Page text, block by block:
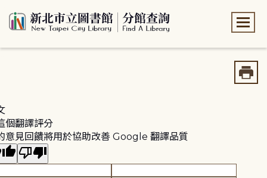
個翻譯評分
意見回饋將用於協助改善 Google 翻譯品質